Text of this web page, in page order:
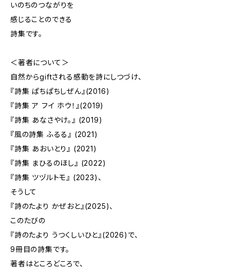
いのちのつながりを
感じることのできる
詩集です。
＜著者について＞
自然からgiftされる感動を詩にしつづけ、
『詩集 ぱちぱちしぜん』(2016)
『詩集 ア フイ ホウ！』(2019)
『詩集 あなさやけ。』 (2019)
『風の詩集 ふるる』 (2021)
『詩集 あおいとり』 (2021)
『詩集 まひるのほし』 (2022)
『詩集 ツヅルトモ』 (2023)、
そうして
『詩のたより かぜおと』(2025)、
このたびの
『詩のたより うつくしいひと』(2026)で、
9冊目の詩集です。
著者はところどころで、